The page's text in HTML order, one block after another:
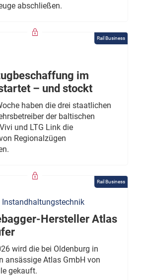
abschließen.
Rail Business
im
– und stockt
haben die drei staatlichen
der baltischen
und LTG Link die
Regionalzügen
Rail Business
Instandhaltungstechnik
Hersteller Atlas
wird die bei Oldenburg in
ansässige Atlas GmbH von
gekauft.